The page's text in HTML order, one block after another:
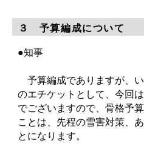
３ 予算編成について
●知事
予算編成でありますが、
のエチケットとして、今回
でございますので、骨格予
ことは、先程の雪害対策、
とになります。